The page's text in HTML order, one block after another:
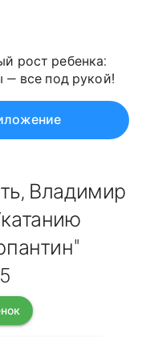
рост ребенка:
— все под рукой!
Владимир